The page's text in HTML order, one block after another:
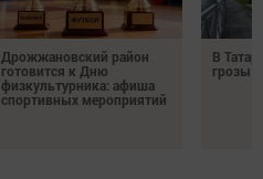
Дрожжановский район
готовится к Дню
физкультурника: афиша
спортивных мероприятий
В
грозы